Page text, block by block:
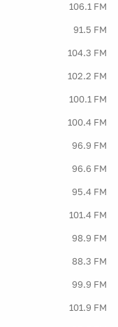
106.1 FM
91.5 FM
104.3 FM
102.2 FM
100.1 FM
100.4 FM
96.9 FM
96.6 FM
95.4 FM
101.4 FM
98.9 FM
88.3 FM
99.9 FM
101.9 FM